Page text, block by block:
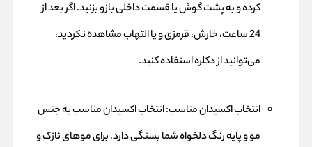
کرده و به پشت گوش یا قسمت داخلی بازو بزنید. اگر بعد از
24 ساعت، خارش، قرمزی و یا التهاب مشاهده نکردید،
می‌توانید از دکلره استفاده کنید.
انتخاب اکسیدان مناسب: انتخاب اکسیدان مناسب به جنس
مو و پایه رنگ دلخواه شما بستگی دارد. برای موهای نازک و